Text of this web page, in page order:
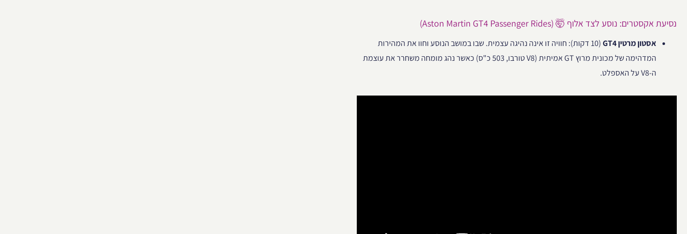
נסיעת אקסטרים: נוסע לצד אלוף 🤯 (Aston Martin GT4 Passenger Rides)
אסטון מרטין GT4
(10 דקות): חוויה זו אינה נהיגה עצמית. שבו במושב הנוסע וחוו את המהירות
המדהימה של מכונית מרוץ GT אמיתית (V8 טורבו, 503 כ"ס) כאשר נהג מומחה משחרר את עוצמת
ה-V8 על האספלט.